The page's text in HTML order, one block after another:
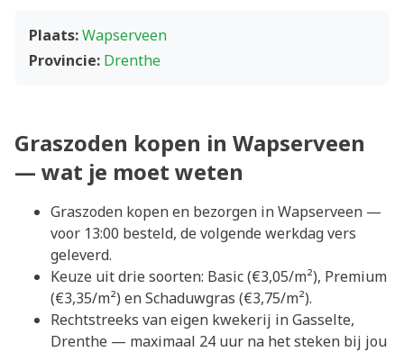
Plaats:Wapserveen
Provincie: Drenthe
Graszoden kopen in Wapserveen
— wat je moet weten
Graszoden kopen en bezorgen in Wapserveen —
voor 13:00 besteld, de volgende werkdag vers
geleverd.
Keuze uit drie soorten: Basic (€3,05/m²), Premium
(€3,35/m²) en Schaduwgras (€3,75/m²).
Rechtstreeks van eigen kwekerij in Gasselte,
Drenthe — maximaal 24 uur na het steken bij jou